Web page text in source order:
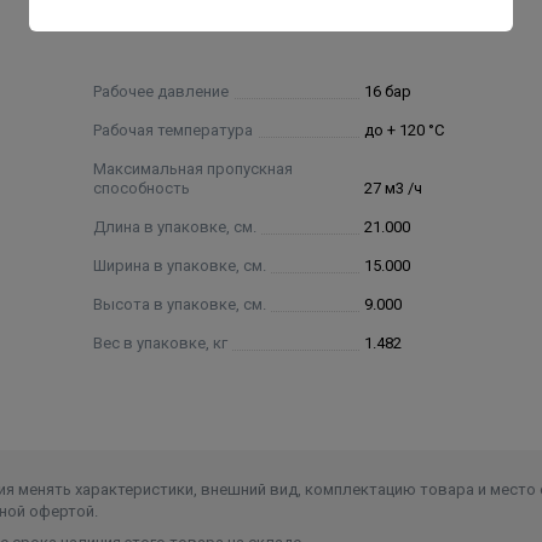
Рабочее давление 16 бар
Рабочая температура до + 120 °С
Максимальная пропускная
способность
27 м3 /ч
Длина в упаковке, см. 21.000
Ширина в упаковке, см. 15.000
Высота в упаковке, см. 9.000
Вес в упаковке, кг 1.482
менять характеристики, внешний вид, комплектацию товара и место
офертой.